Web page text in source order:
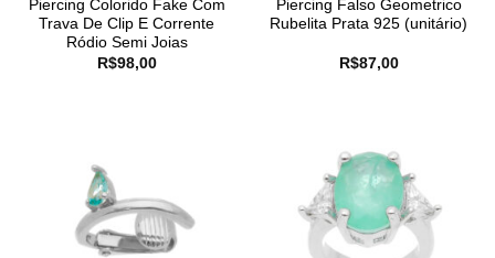
Piercing Colorido Fake Com
Trava De Clip E Corrente
Ródio Semi Joias
R$98,00
Piercing Falso Geometrico
Rubelita Prata 925 (unitário)
R$87,00